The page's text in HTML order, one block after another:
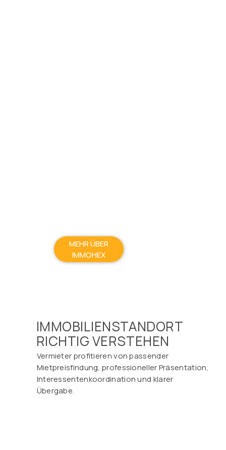
MEHR ÜBER
IMMOHEX
IMMOBILIENSTANDORT
RICHTIG VERSTEHEN
Vermieter profitieren von passender
Mietpreisfindung, professioneller Präsentation,
Interessentenkoordination und klarer
Übergabe.